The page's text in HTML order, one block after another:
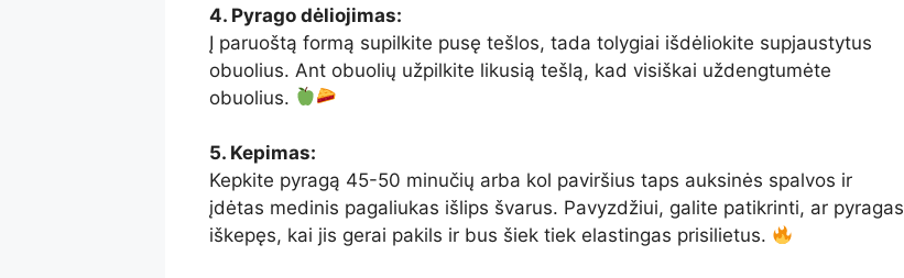
4. Pyrago dėliojimas:
Į paruoštą formą supilkite pusę tešlos, tada tolygiai išdėliokite supjaustytus
obuolius. Ant obuolių užpilkite likusią tešlą, kad visiškai uždengtumėte
obuolius.
5. Kepimas:
Kepkite pyragą 45-50 minučių arba kol paviršius taps auksinės spalvos ir
įdėtas medinis pagaliukas išlips švarus. Pavyzdžiui, galite patikrinti, ar pyragas
iškepęs, kai jis gerai pakils ir bus šiek tiek elastingas prisilietus.